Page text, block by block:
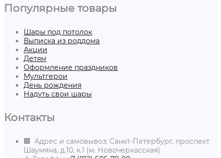
Популярные товары
Шары под потолок
Выписка из роддома
Акции
Детям
Оформление праздников
Мультгерои
День рождения
Надуть свои шары
Контакты
🏢 Адрес и самовывоз: Санкт-Петербург, проспект
Шаумяна, д.10, к.1 (м. Новочеркасская)